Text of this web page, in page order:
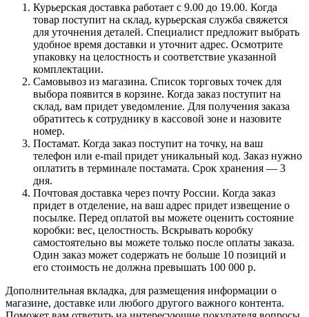
Курьерская доставка работает с 9.00 до 19.00. Когда
товар поступит на склад, курьерская служба свяжется
для уточнения деталей. Специалист предложит выбрать
удобное время доставки и уточнит адрес. Осмотрите
упаковку на целостность и соответствие указанной
комплектации.
Самовывоз из магазина. Список торговых точек для
выбора появится в корзине. Когда заказ поступит на
склад, вам придет уведомление. Для получения заказа
обратитесь к сотруднику в кассовой зоне и назовите
номер.
Постамат. Когда заказ поступит на точку, на ваш
телефон или e-mail придет уникальный код. Заказ нужно
оплатить в терминале постамата. Срок хранения — 3
дня.
Почтовая доставка через почту России. Когда заказ
придет в отделение, на ваш адрес придет извещение о
посылке. Перед оплатой вы можете оценить состояние
коробки: вес, целостность. Вскрывать коробку
самостоятельно вы можете только после оплаты заказа.
Один заказ может содержать не больше 10 позиций и
его стоимость не должна превышать 100 000 р.
Дополнительная вкладка, для размещения информации о
магазине, доставке или любого другого важного контента.